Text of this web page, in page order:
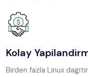
Kolay
Birden fazla Linux